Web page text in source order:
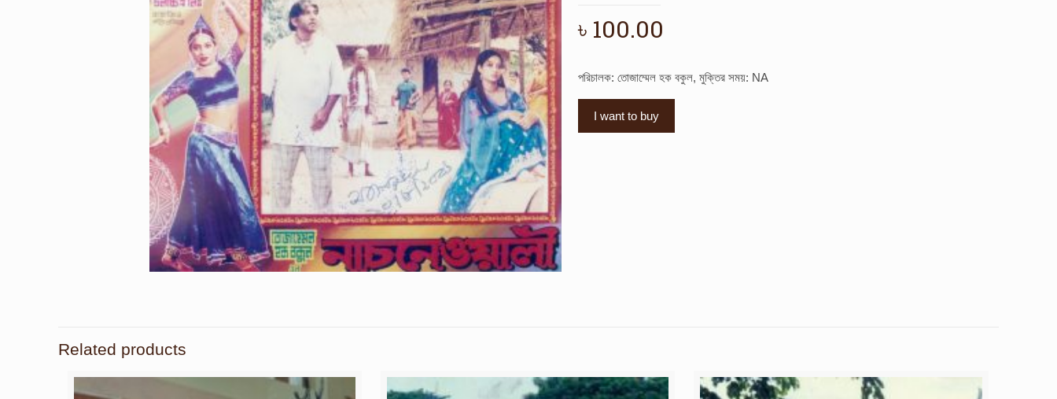
৳ 100.00
পরিচালক: তোজাম্মেল হক বকুল, মুক্তির সময়: NA
I want to buy
Related products